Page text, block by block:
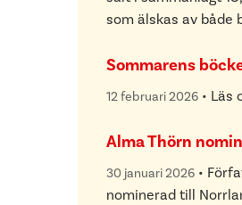
som älskas av både
Sommarens
12 februari 2026 • Läs
Alma Thörn
30 januari 2026 •
nominerad till